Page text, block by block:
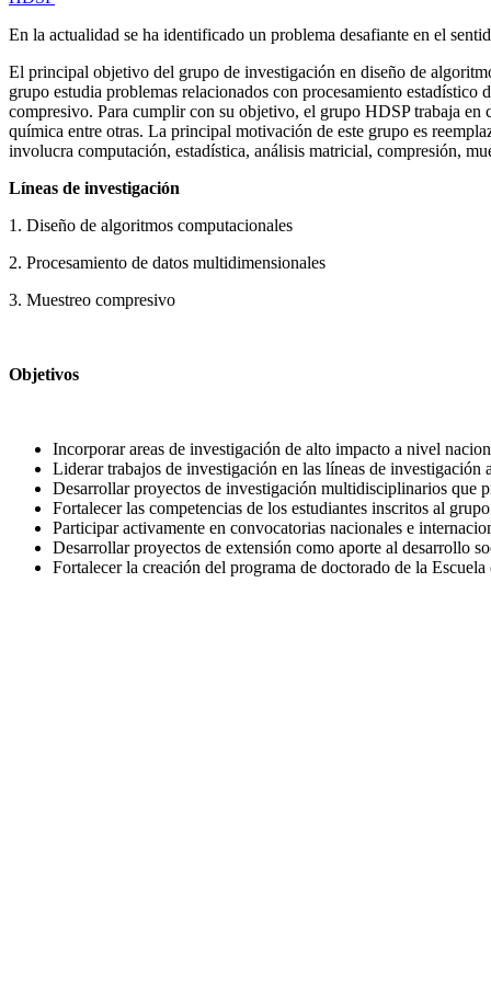
En la actualidad se ha identificado un problema desafiante en el
El principal objetivo del grupo de investigación en diseño de
grupo estudia problemas relacionados con procesamiento estadístico
compresivo. Para cumplir con su objetivo, el grupo HDSP trabaja
química entre otras. La principal motivación de este grupo es
involucra computación, estadística, análisis matricial, compresión,
Líneas de investigación
1. Diseño de algoritmos computacionales
2. Procesamiento de datos multidimensionales
3. Muestreo compresivo
Objetivos
Incorporar areas de investigación de alto impacto a nivel
Liderar trabajos de investigación en las líneas de
Desarrollar proyectos de investigación multidisciplinarios que
Fortalecer las competencias de los estudiantes inscritos al
Participar activamente en convocatorias nacionales e
Desarrollar proyectos de extensión como aporte al desarrollo
Fortalecer la creación del programa de doctorado de la